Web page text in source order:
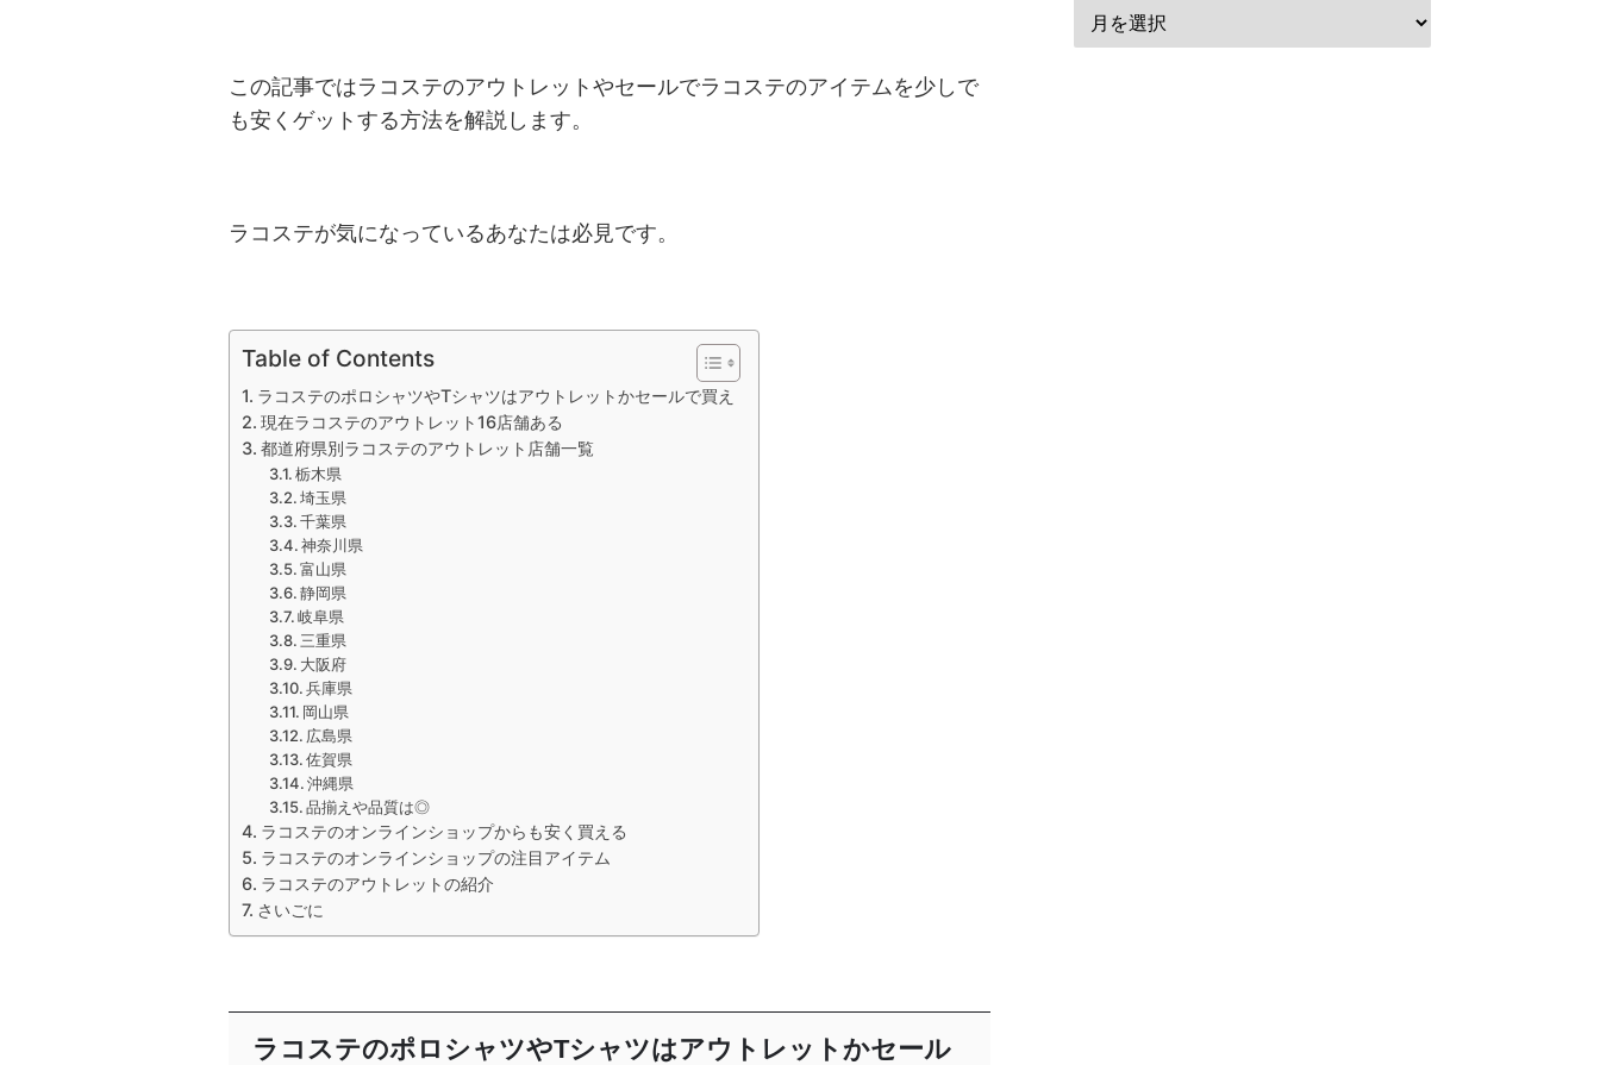
この記事ではラコステのアウトレットやセールでラコステのアイテムを少しで
も安くゲットする方法を解説します。
ラコステが気になっているあなたは必見です。
Table of Contents
ラコステのポロシャツやTシャツはアウトレットかセールで買え
現在ラコステのアウトレット16店舗ある
都道府県別ラコステのアウトレット店舗一覧
栃木県
埼玉県
千葉県
神奈川県
富山県
静岡県
岐阜県
三重県
大阪府
兵庫県
岡山県
広島県
佐賀県
沖縄県
品揃えや品質は◎
ラコステのオンラインショップからも安く買える
ラコステのオンラインショップの注目アイテム
ラコステのアウトレットの紹介
さいごに
ラコステのポロシャツやTシャツはアウトレットかセール